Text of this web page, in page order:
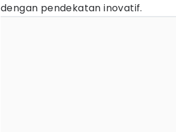
dengan pendekatan inovatif.